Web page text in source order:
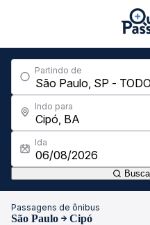
Partindo de
Indo para
Ida
Passagens de ônibus
São Paulo Cipó